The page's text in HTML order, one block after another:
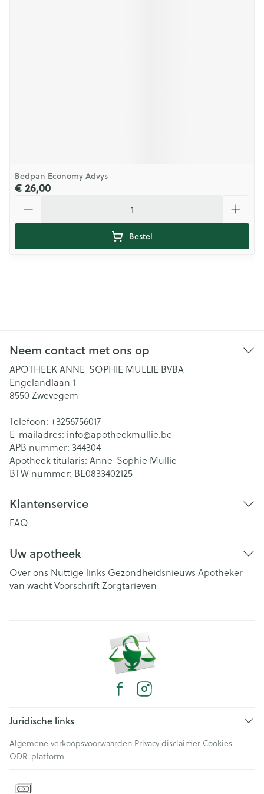
Bedpan Economy Advys
€ 26,00
Bestel
Neem contact met ons op
APOTHEEK ANNE-SOPHIE MULLIE BVBA
Engelandlaan 1
8550 Zwevegem
Telefoon: +3256756017
E-mailadres: info@apotheekmullie.be
APB nummer: 344304
Apotheek titularis: Anne-Sophie Mullie
BTW nummer: BE0833402125
Klantenservice
FAQ
Uw apotheek
Over ons Nuttige links Gezondheidsnieuws Apotheker
van wachtVoorschriftZorgtarieven
Juridische links
Algemene verkoopsvoorwaarden Privacy disclaimer Cookies
ODR-platform